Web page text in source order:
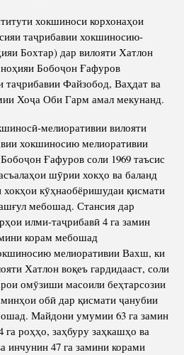
хокшиноси корхонаҳои
таҷрибавии хокшиносию-
Бохтар) дар вилояти Хатлон
Бобоҷон Ғафуров
таҷрибавии Файзобод, Ваҳдат ва
Хоҷа Оби Гарм амал мекунанд.
мелиоративии вилояти
хокшиносию мелиоративии
Ғафуров соли 1969 таъсис
шӯрии хокҳо ва баланд
кӯҳнаобёришудаи қисмати
мебошад. Стансия дар
илми-таҷрибавӣ 4 га замин
корам мебошад
мелиоративии Вахш, ки
Хатлон воқеъ гардидааст, соли
омӯзиши масоили беҳтарсозии
обӣ дар қисмати ҷанубии
Майдони умумии 63 га замин
га роҳҳо, заҳбуру заҳкашҳо ва
инчунин 47 га замини корами